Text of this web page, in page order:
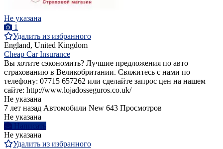
Не указана
1
Удалить из избранного
England, United Kingdom
Cheap Car Insurance
Вы хотите cэкономить? Лучшие предложения по авто
страхованию в Великобритании. Свяжитесь с нами по
телефону: 07715 657262 или сделайте запрос цен на нашем
сайте: http://www.lojadosseguros.co.uk/
Не указана
7 лет назад Автомобили New 643 Просмотров
Не указана
Написать
Не указана
Удалить из избранного